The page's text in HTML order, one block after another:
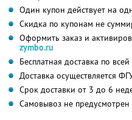
Один купон действует на
Скидка по купонам не
Оформить заказ и
zymbo.ru
Бесплатная доставка по всей
Доставка осуществляется
Срок доставки от 3 до 6
Самовывоз не предусмотрен